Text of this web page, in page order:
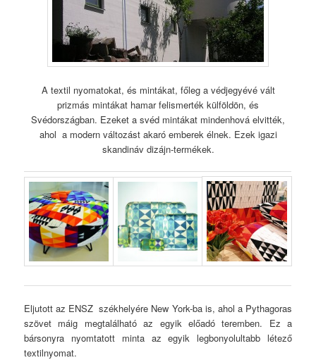
A textil nyomatokat, és mintákat, főleg a védjegyévé vált
prizmás mintákat hamar felismerték külföldön, és
Svédországban. Ezeket a svéd mintákat mindenhová elvitték,
ahol a modern változást akaró emberek élnek. Ezek igazi
skandináv dizájn-termékek.
Eljutott az ENSZ székhelyére New York-ba is, ahol a Pythagoras
szövet máig megtalálható az egyik előadó teremben. Ez a
bársonyra nyomtatott minta az egyik legbonyolultabb létező
textilnyomat.